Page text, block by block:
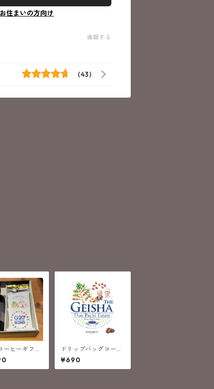
住まいの方向け
通報する
(43)
ーヒーギフト
ドリップバッグコーヒ
ー/パナマ ドンパチ ゲ
イシャ
¥690